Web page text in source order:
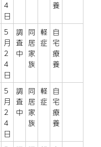
4
日
養
5
月
2
4
日
調
査
中
同
居
家
族
軽
症
自
宅
療
養
5
月
2
4
日
調
査
中
同
居
家
族
軽
症
自
宅
療
養